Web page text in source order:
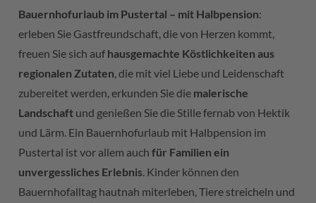
Bauernhofurlaub im Pustertal – mit Halbpension:
erleben Sie Gastfreundschaft, die von Herzen kommt,
freuen Sie sich auf hausgemachte Köstlichkeiten aus
regionalen Zutaten , die mit viel Liebe und Leidenschaft
zubereitet werden, erkunden Sie die malerische
Landschaft und genießen Sie die Stille fernab von Hektik
und Lärm. Ein Bauernhofurlaub mit Halbpension im
Pustertal ist vor allem auchfür Familien ein
unvergessliches Erlebnis . Kinder können den
Bauernhofalltag hautnah miterleben, Tiere streicheln und